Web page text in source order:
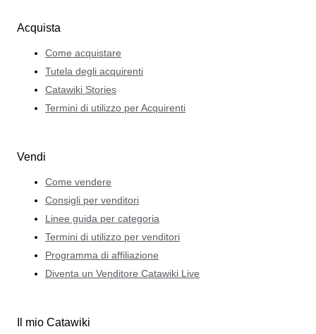
Acquista
Come acquistare
Tutela degli acquirenti
Catawiki Stories
Termini di utilizzo per Acquirenti
Vendi
Come vendere
Consigli per venditori
Linee guida per categoria
Termini di utilizzo per venditori
Programma di affiliazione
Diventa un Venditore Catawiki Live
Il mio Catawiki